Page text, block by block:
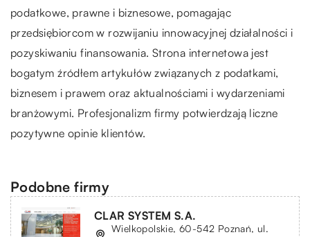
podatkowe, prawne i biznesowe, pomagając
przedsiębiorcom w rozwijaniu innowacyjnej działalności i
pozyskiwaniu finansowania. Strona internetowa jest
bogatym źródłem artykułów związanych z podatkami,
biznesem i prawem oraz aktualnościami i wydarzeniami
branżowymi. Profesjonalizm firmy potwierdzają liczne
pozytywne opinie klientów.
Podobne firmy
CLAR SYSTEM S.A.
Wielkopolskie, 60-542 Poznań, ul.